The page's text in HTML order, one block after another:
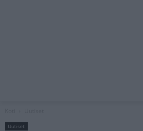
Uutiset